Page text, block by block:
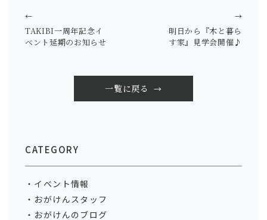
TAKIBI一周年記念イ
ベント延期のお知らせ
←
一覧に戻る
明日から『木と暮ら
す家』見学会開催♪
→
CATEGORY
イベント情報
おがけんスタッフ
おがけんのブログ